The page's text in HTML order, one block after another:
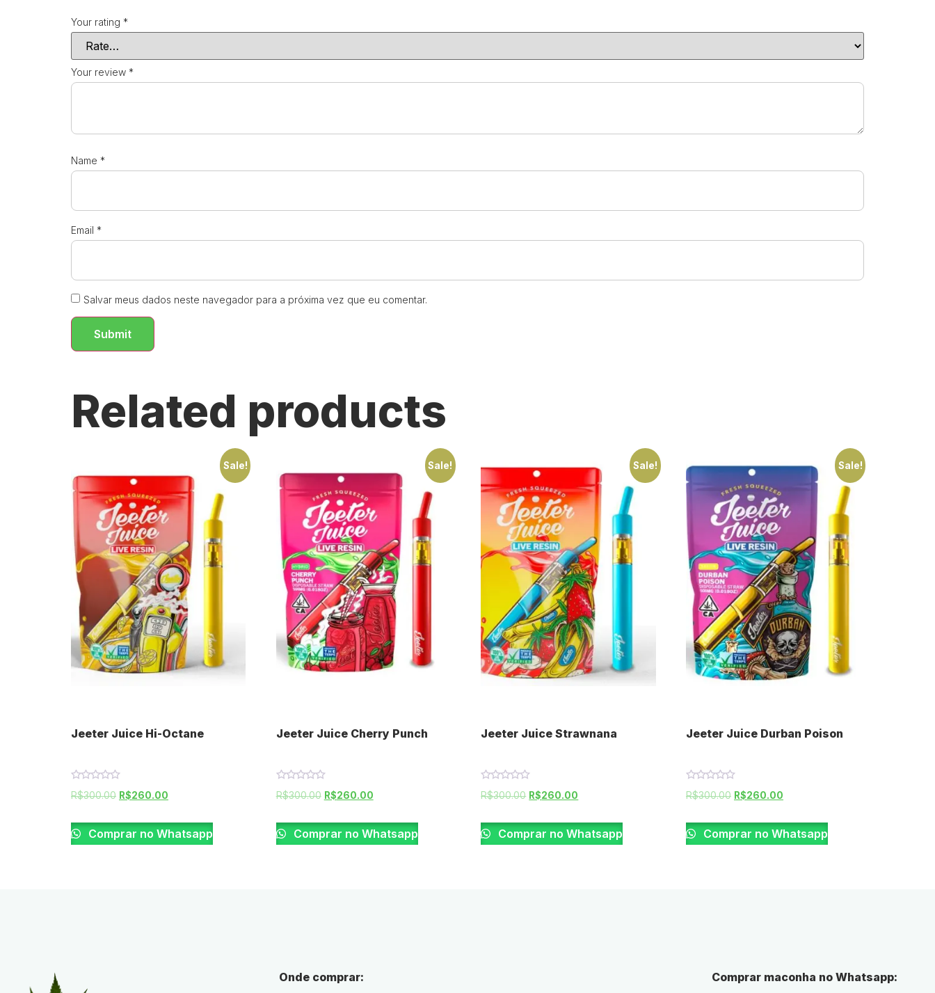
Your rating *
Your review *
Name *
Email *
Salvar meus dados neste navegador para a próxima vez que eu comentar.
Related products
Sale!
Jeeter Juice Hi-Octane
Rated
0
5
R$300.00 R$260.00
Comprar no Whatsapp
Sale!
Jeeter Juice Cherry Punch
Rated
0
5
R$300.00 R$260.00
Comprar no Whatsapp
Sale!
Jeeter Juice Strawnana
Rated
0
5
R$300.00 R$260.00
Comprar no Whatsapp
Sale!
Jeeter Juice Durban Poison
Rated
0
5
R$300.00 R$260.00
Comprar no Whatsapp
Onde comprar: Comprar maconha no Whatsapp: